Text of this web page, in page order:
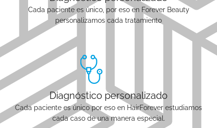
Cada paciente es único, por eso en Forever Beauty
personalizamos cada tratamiento
Diagnóstico personalizado
Cada paciente es único por eso en HairForever estudiamos
cada caso de una manera especial.